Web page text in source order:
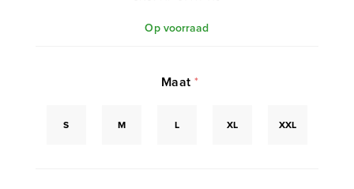
Op voorraad
Maat*
S M L XL XXL